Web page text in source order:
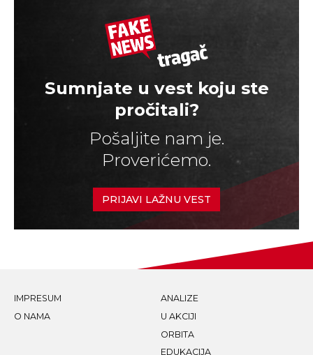
Sumnjate u vest koju ste
pročitali?
Pošaljite nam je.
Proverićemo.
PRIJAVI LAŽNU VEST
IMPRESUM
O NAMA
ANALIZE
U AKCIJI
ORBITA
EDUKACIJA